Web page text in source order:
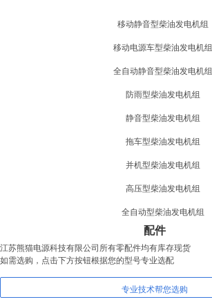
移动静音型柴油发电机组
移动电源车型柴油发电机组
全自动静音型柴油发电机组
防雨型柴油发电机组
静音型柴油发电机组
拖车型柴油发电机组
并机型柴油发电机组
高压型柴油发电机组
全自动型柴油发电机组
配件
江苏熊猫电源科技有限公司所有零配件均有库存现货
如需选购，点击下方按钮根据您的型号专业选配
专业技术帮您选购